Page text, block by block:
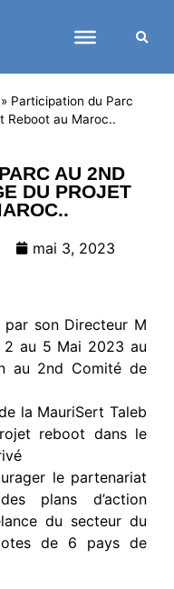
» Participation du Parc
Reboot au Maroc..
AU 2ND
DU PROJET
mai 3, 2023
son Directeur M
au 5 Mai 2023 au
au 2nd Comité de
la MauriSert Taleb
reboot dans le
le partenariat
plans d’action
du secteur du
de 6 pays de